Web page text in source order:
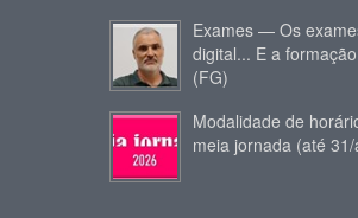
Exames — Os
digital... E a
(FG)
Modalidade de
meia jornada (até